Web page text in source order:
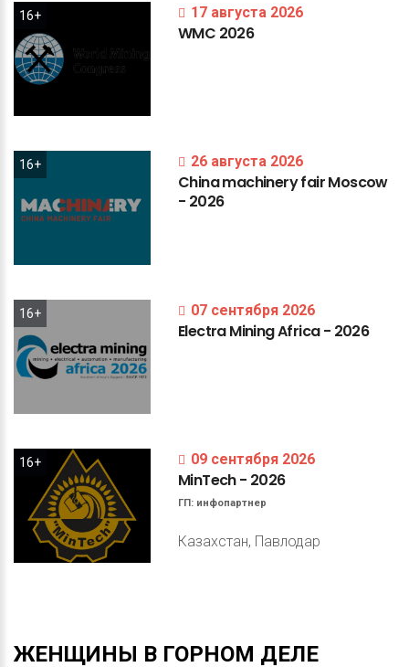
16+ 17 августа 2026
WMC 2026
16+ 26 августа 2026
ChinamachineryfairMoscow
- 2026
16+ 07 сентября 2026
ElectraMiningAfrica- 2026
16+ 09 сентября 2026
MinTech- 2026
ГП: инфопартнер
Казахстан, Павлодар
ЖЕНЩИНЫ В ГОРНОМ ДЕЛЕ